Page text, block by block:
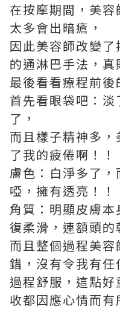
在按摩期間，美
太多會出暗瘡，
因此美容師改變
的通淋巴手法，真
最後看看療程前後
首先看眼袋吧：
了，
而且樣子精神多
了我的疲倦啊！！
膚色：白淨多了
啞，擁有透亮！！
角質：明顯皮膚
復柔滑，連額頭的
而且整個過程美
錯，沒有令我有任
過程舒服，這點
收都因應心情而有